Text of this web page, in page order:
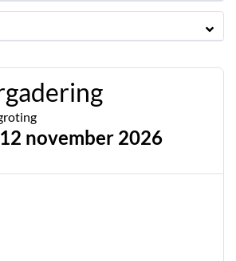
november 2026